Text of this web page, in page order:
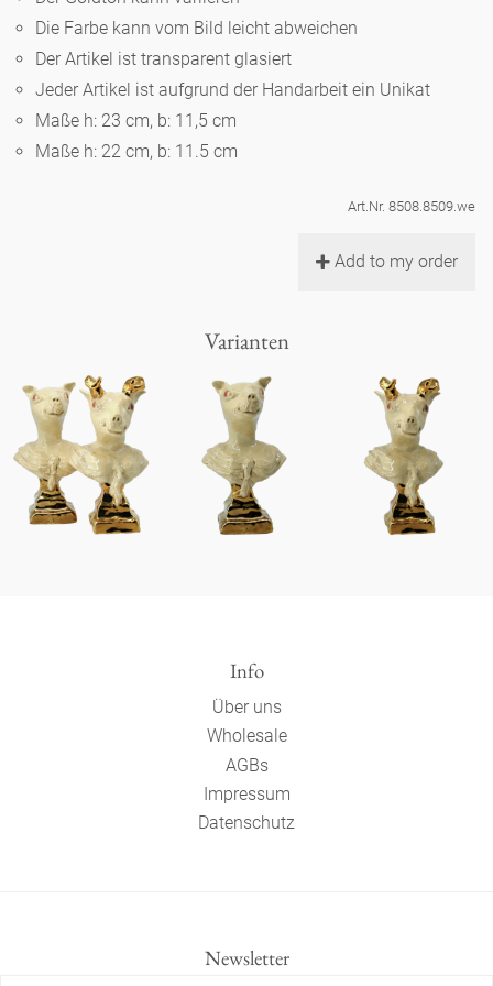
Porzellan
Ozean
Humor
klassische Musiker
Runde Teller - weiß
Ovale Teller - weiß
Tiefe Teller - weiß
Lange Teller 'de Luxe'
Noël
Teekanne
Vasen 'de Luxe'
Vasen
Fressnapf
Goldener Käfig
Korb 'de Luxe'
Schalen 'de Luxe'
Hände und Füße
Bad
Unpraktisch
Spielen
Besteck
Figuren
Porzellanfiguren
noch mehr Figuren
Die Farbe kann vom Bild leicht abweichen
Der Artikel ist transparent glasiert
Jeder Artikel ist aufgrund der Handarbeit ein Unikat
Maße h: 23 cm, b: 11,5 cm
Maße h: 22 cm, b: 11.5 cm
Art.Nr. 8508.8509.we
Add to my order
Varianten
Info
Über uns
Wholesale
AGBs
Impressum
Datenschutz
Newsletter